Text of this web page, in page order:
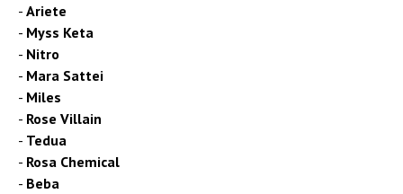
Ariete
Myss Keta
Nitro
Mara Sattei
Miles
Rose Villain
Tedua
Rosa Chemical
Beba